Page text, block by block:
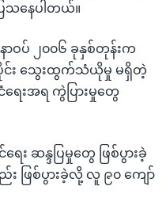
သနေပါတယ်။
ာဝပ် ၂၀၀၆ ခုနှစ်တုန်းက
ပိုင်း သွေးထွက်သံယိုမှု မရှိတဲ့
ေးအရ ကွဲပြားမှုတွေ
း ဆန္ဒပြမှုတွေ ဖြစ်ပွားခဲ့
း ဖြစ်ပွားခဲ့လို့ လူ ၉၀ ကျော်